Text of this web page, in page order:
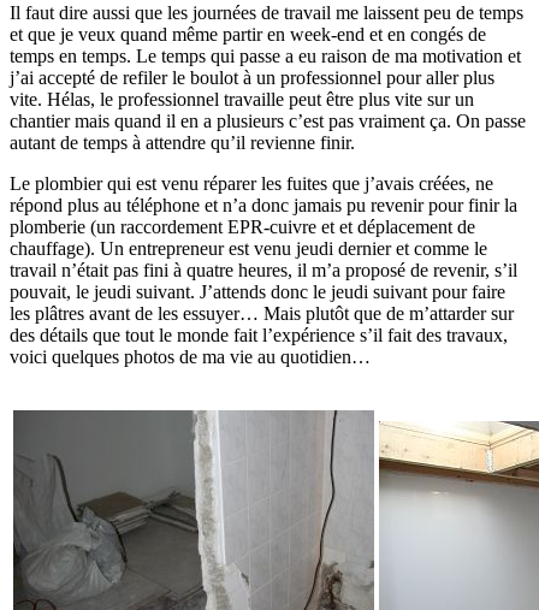
Il faut dire aussi que les journées de travail me laissent peu de temps
et que je veux quand même partir en week-end et en congés de
temps en temps. Le temps qui passe a eu raison de ma motivation et
j’ai accepté de refiler le boulot à un professionnel pour aller plus
vite. Hélas, le professionnel travaille peut être plus vite sur un
chantier mais quand il en a plusieurs c’est pas vraiment ça. On passe
autant de temps à attendre qu’il revienne finir.
Le plombier qui est venu réparer les fuites que j’avais créées, ne
répond plus au téléphone et n’a donc jamais pu revenir pour finir la
plomberie (un raccordement EPR-cuivre et et déplacement de
chauffage). Un entrepreneur est venu jeudi dernier et comme le
travail n’était pas fini à quatre heures, il m’a proposé de revenir, s’il
pouvait, le jeudi suivant. J’attends donc le jeudi suivant pour faire
les plâtres avant de les essuyer… Mais plutôt que de m’attarder sur
des détails que tout le monde fait l’expérience s’il fait des travaux,
voici quelques photos de ma vie au quotidien…